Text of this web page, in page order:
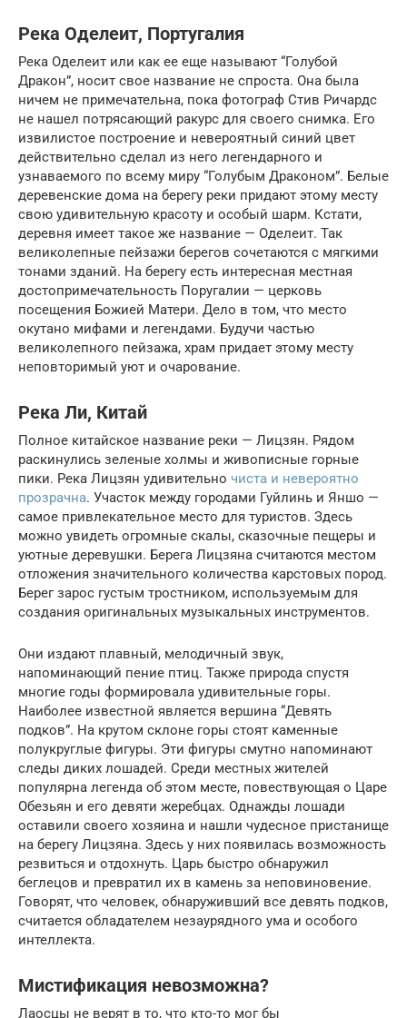
Река Оделеит, Португалия
Река Оделеит или как ее еще называют “Голубой
Дракон”, носит свое название не спроста. Она была
ничем не примечательна, пока фотограф Стив Ричардс
не нашел потрясающий ракурс для своего снимка. Его
извилистое построение и невероятный синий цвет
действительно сделал из него легендарного и
узнаваемого по всему миру “Голубым Драконом”. Белые
деревенские дома на берегу реки придают этому месту
свою удивительную красоту и особый шарм. Кстати,
деревня имеет такое же название — Оделеит. Так
великолепные пейзажи берегов сочетаются с мягкими
тонами зданий. На берегу есть интересная местная
достопримечательность Поругалии — церковь
посещения Божией Матери. Дело в том, что место
окутано мифами и легендами. Будучи частью
великолепного пейзажа, храм придает этому месту
неповторимый уют и очарование.
Река Ли, Китай
Полное китайское название реки — Лицзян. Рядом
раскинулись зеленые холмы и живописные горные
пики. Река Лицзян удивительно чиста и невероятно
прозрачна. Участок между городами Гуйлинь и Яншо —
самое привлекательное место для туристов. Здесь
можно увидеть огромные скалы, сказочные пещеры и
уютные деревушки. Берега Лицзяна считаются местом
отложения значительного количества карстовых пород.
Берег зарос густым тростником, используемым для
создания оригинальных музыкальных инструментов.
Они издают плавный, мелодичный звук,
напоминающий пение птиц. Также природа спустя
многие годы формировала удивительные горы.
Наиболее известной является вершина “Девять
подков”. На крутом склоне горы стоят каменные
полукруглые фигуры. Эти фигуры смутно напоминают
следы диких лошадей. Среди местных жителей
популярна легенда об этом месте, повествующая о Царе
Обезьян и его девяти жеребцах. Однажды лошади
оставили своего хозяина и нашли чудесное пристанище
на берегу Лицзяна. Здесь у них появилась возможность
резвиться и отдохнуть. Царь быстро обнаружил
беглецов и превратил их в камень за неповиновение.
Говорят, что человек, обнаруживший все девять подков,
считается обладателем незаурядного ума и особого
интеллекта.
Мистификация невозможна?
Лаосцы не верят в то, что кто-то мог бы